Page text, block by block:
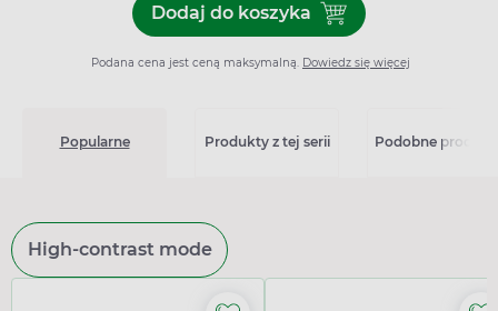
Dodaj do koszykaDodaj do koszyka
Podana cena jest ceną maksymalną. Dowiedz się więcej
Popularne Produkty z tej serii Podobne
High-contrast mode